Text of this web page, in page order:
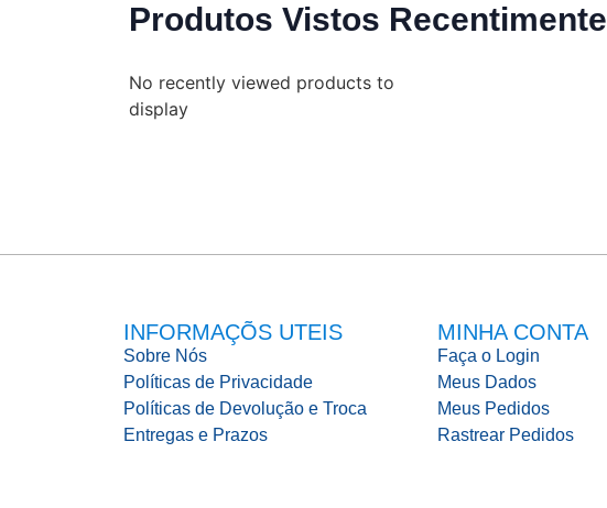
Produtos Vistos Recentimente
No recently viewed products to
display
INFORMAÇÕS UTEIS
Sobre Nós
Políticas de Privacidade
Políticas de Devolução e Troca
Entregas e Prazos
MINHA CONTA
Faça o Login
Meus Dados
Meus Pedidos
Rastrear Pedidos